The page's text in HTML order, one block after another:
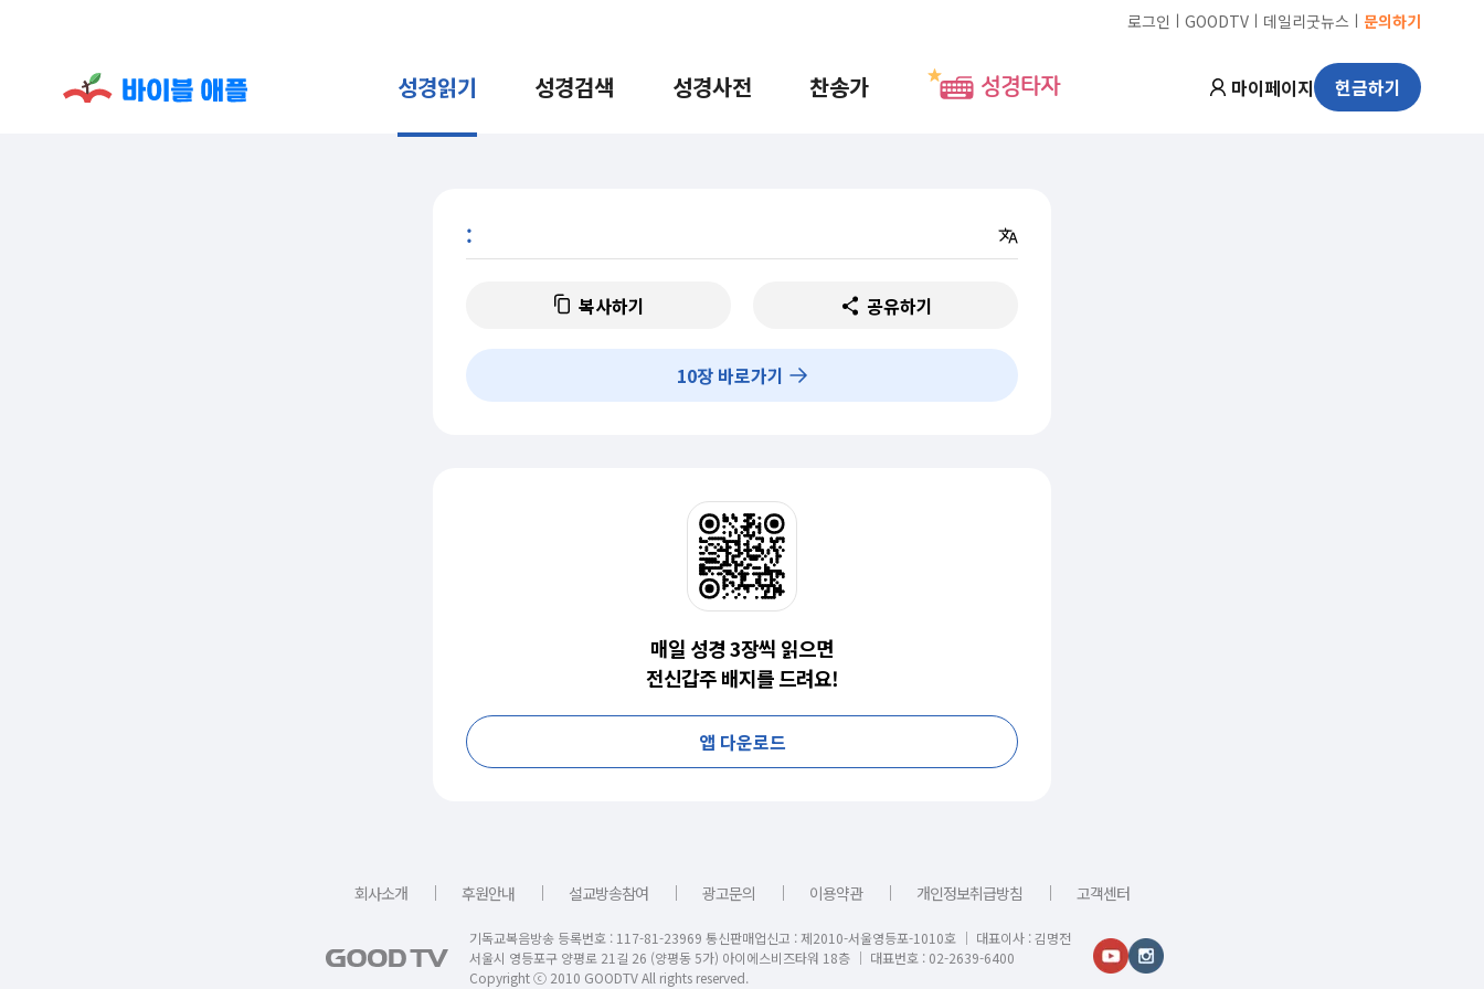
로그인 ㅣ GOODTV ㅣ 데일리굿뉴스 ㅣ 문의하기
성경읽기 성경검색 성경사전 찬송가 성경타자 마이페이지 헌금하기
:
복사하기 공유하기
10장 바로가기
매일 성경 3장씩 읽으면
전신갑주 배지를 드려요!
앱 다운로드
회사소개 ｜ 후원안내 ｜ 설교방송참여 ｜ 광고문의 ｜ 이용약관 ｜ 개인정보취급방침 ｜ 고객센터
기독교복음방송 등록번호 : 117-81-23969 통신판매업신고 : 제2010-서울영등포-1010호 │ 대표이사 : 김명전
서울시 영등포구 양평로 21길 26 (양평동 5가) 아이에스비즈타워 18층 │ 대표번호 : 02-2639-6400
Copyright ⓒ 2010 GOODTV All rights reserved.